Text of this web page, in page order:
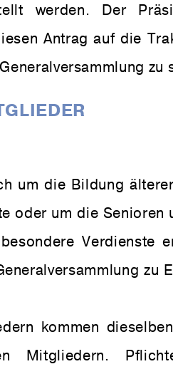
werden. Der
Antrag auf die
zu
um die Bildung
oder um die Senioren
Verdienste
zu
kommen
Mitgliedern.